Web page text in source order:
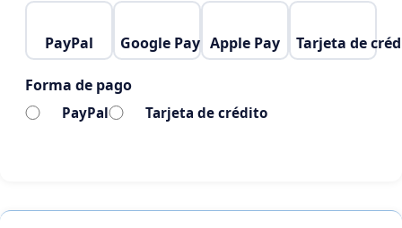
pueda tener animales a su alcance O en caso de
tenerlos alguna ONG, rescatista, asociación toda la
semanas pase a visitar al animal y cada un medio
PayPal Google Pay Apple Pay Tarjeta de
Forma de pago
PayPal Tarjeta de crédito